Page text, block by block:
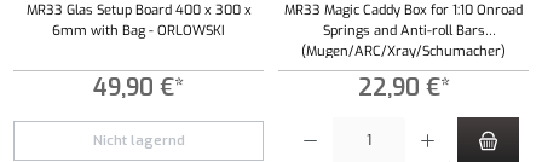
MR33 Glas Setup Board 400 x 300 x
6mm with Bag - ORLOWSKI
49,90 €*
Nicht lagernd
MR33 Magic Caddy Box for 1:10 Onroad
Springs and Anti-roll Bars
(Mugen/ARC/Xray/Schumacher)
22,90 €*